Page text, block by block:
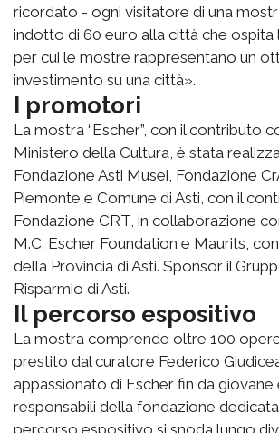
ricordato - ogni visitatore di una
indotto di 60 euro alla città che ospita
per cui le mostre rappresentano un
investimento su una città».
I promotori
La mostra “Escher”, con il contributo
Ministero della Cultura, è stata
Fondazione Asti Musei, Fondazione
Piemonte e Comune di Asti, con il
Fondazione CRT, in collaborazione
M.C. Escher Foundation e Maurits,
della Provincia di Asti. Sponsor il
Risparmio di Asti.
Il percorso espositivo
La mostra comprende oltre 100
prestito dal curatore Federico
appassionato di Escher fin da giovane
responsabili della fondazione